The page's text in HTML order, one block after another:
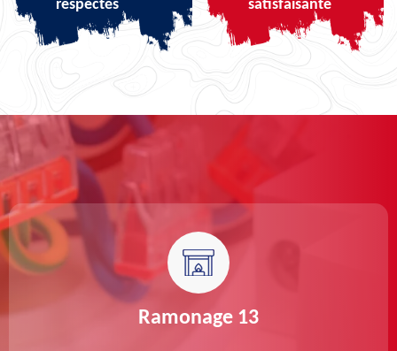
respectés
satisfaisante
Ramonage 13